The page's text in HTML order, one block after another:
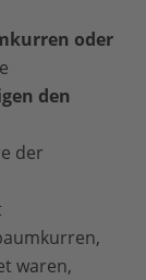
oder
den
der
waren,